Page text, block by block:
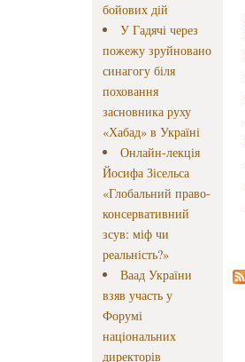
бойових дій
У Гадячі через
пожежу зруйновано
синагогу біля
поховання
засновника руху
«Хабад» в Україні
Онлайн-лекція
Йосифа Зісельса
«Глобальний право-
консервативний
зсув: міф чи
реальність?»
Ваад України
взяв участь у
Форумі
національних
директорів